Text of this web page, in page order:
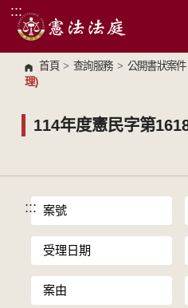
跳到主要內容區塊
:::
首頁 > 查詢服務 > 公開書狀案件
理)
114年度憲民字第
::: 案號
受理日期
案由